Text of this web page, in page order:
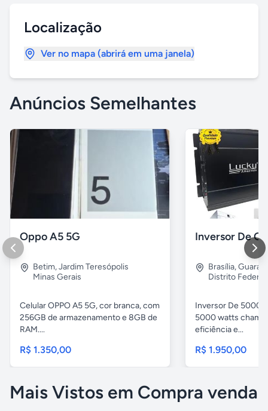
Localização
Ver no mapa (abrirá em uma janela)
Anúncios Semelhantes
Oppo A5 5G
Betim,Jardim Teresópolis
Minas Gerais
Celular OPPO A5 5G, cor branca, com
256GB de armazenamento e 8GB de
RAM....
R$ 1.350,00
Brasília,Guara 2
Distrito Federal
Inversor De
5000 watts chama
eficiência e...
R$ 1.950,00
Mais Vistos em Compra venda